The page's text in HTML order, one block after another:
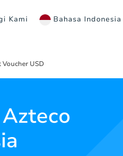
Kami Bahasa Indonesia
USD